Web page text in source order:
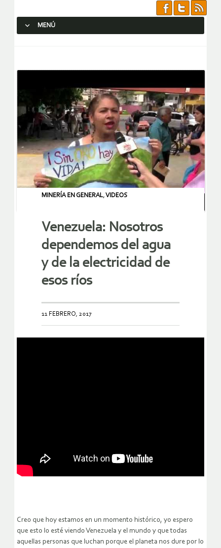
MENÚ
MINERÍA EN GENERAL,VIDEOS
Venezuela: Nosotros
dependemos del agua
y de la electricidad de
esos ríos
11 FEBRERO, 2017
Creo que hoy estamos en un momento histórico, yo espero
que esto lo esté viendo Venezuela y el mundo y que todas
aquellas personas que luchan porque el planeta nos dure por lo